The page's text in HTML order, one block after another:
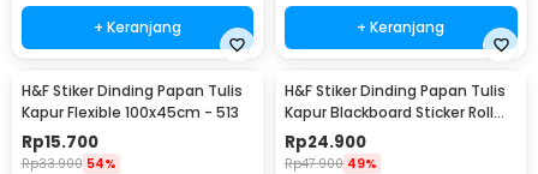
+ Keranjang + Keranjang
H&F Stiker Dinding Papan Tulis
Kapur Flexible 100x45cm - 513
Rp15.700
Rp33.900 54%
H&F Stiker Dinding Papan Tulis
Kapur Blackboard Sticker Roll
200x60cm - 513
Rp24.900
Rp47.900 49%